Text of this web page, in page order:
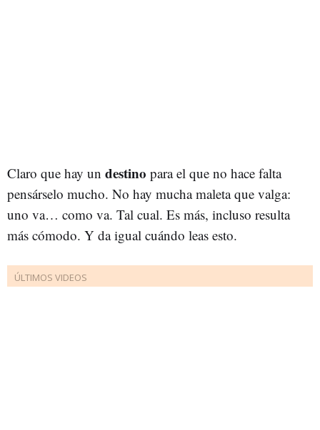
Claro que hay un destino para el que no hace falta
pensárselo mucho. No hay mucha maleta que valga:
uno va… como va. Tal cual. Es más, incluso resulta
más cómodo. Y da igual cuándo leas esto.